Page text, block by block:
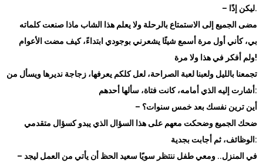
– ليكن إذًا.
مضى الجميع إلى الاستمتاع بالرحلة ولا يعلم هذا الشاب ماذا صنعت كلماته
بي، كأني أول مرة أسمع شيئًا يشعرني بوجودي ابتداءً، كيف مضت الأعوام
ولم أفكر في هذا ولا مرة!
تجمعنا بالليل ولعبنا لعبة الصراحة، لعل كلكم يعرفها، زجاجة نديرها ويسأل من
أشارت إليه الذي أمامه، كانت فتاة، سألها أحدهم :
– أين ترين نفسك بعد خمس سنوات؟
ضحك الجميع وضحكت معهم على هذا السؤال الذي يبدو كسؤال متقدمي
الوظائف، ثم أجابت بجدية :
– في المنزل.. ومعي طفل ننتظر سويًا سعيد الحظ أن يأتي من العمل ليجد